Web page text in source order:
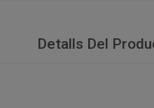
Detalls Del